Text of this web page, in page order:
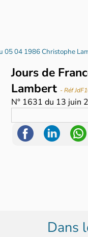
05 04 1986 Christophe
Jours de
Lambert - Réf
N° 1631 du 13 juin
Dans